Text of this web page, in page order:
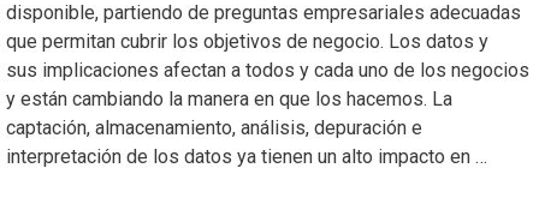
disponible, partiendo de preguntas empresariales adecuadas
que permitan cubrir los objetivos de negocio. Los datos y
sus implicaciones afectan a todos y cada uno de los negocios
y están cambiando la manera en que los hacemos. La
captación, almacenamiento, análisis, depuración e
interpretación de los datos ya tienen un alto impacto en …